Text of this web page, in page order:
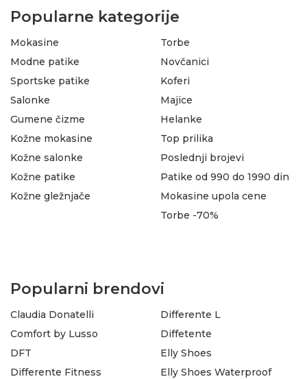
Popularne kategorije
Mokasine
Modne patike
Sportske patike
Salonke
Gumene čizme
Torbe
Novčanici
Koferi
Majice
Helanke
Kožne mokasine
Kožne salonke
Kožne patike
Kožne gležnjače
Top prilika
Poslednji brojevi
Patike od 990 do 1990 din
Mokasine upola cene
Torbe -70%
Popularni brendovi
Claudia Donatelli
Comfort by Lusso
DFT
Differente Fitness
Differente L
Diffetente
Elly Shoes
Elly Shoes Waterproof